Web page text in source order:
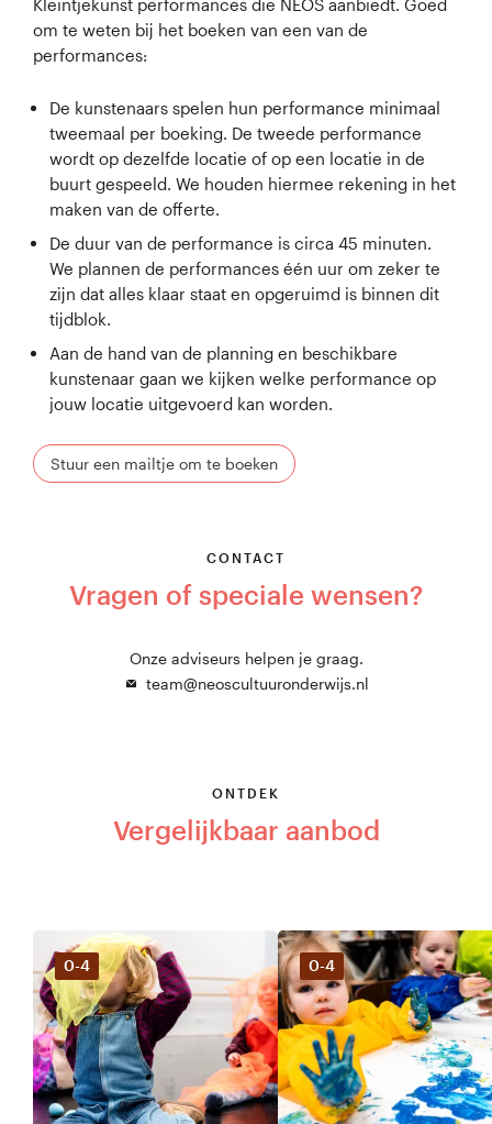
Kleintjekunst performances die NEOS aanbiedt. Goed
om te weten bij het boeken van een van de
performances:
De kunstenaars spelen hun performance minimaal
tweemaal per boeking. De tweede performance
wordt op dezelfde locatie of op een locatie in de
buurt gespeeld. We houden hiermee rekening in het
maken van de offerte.
De duur van de performance is circa 45 minuten.
We plannen de performances één uur om zeker te
zijn dat alles klaar staat en opgeruimd is binnen dit
tijdblok.
Aan de hand van de planning en beschikbare
kunstenaar gaan we kijken welke performance op
jouw locatie uitgevoerd kan worden.
Stuur een mailtje om te boeken
CONTACT
Vragen of speciale wensen?
Onze adviseurs helpen je graag.
team@neoscultuuronderwijs.nl
ONTDEK
Vergelijkbaar aanbod
0-4 0-4